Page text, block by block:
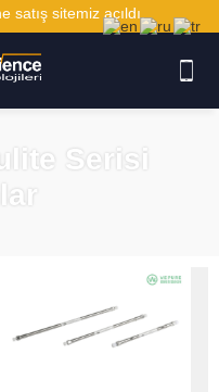
satış sitemiz açıldı.
Serisi